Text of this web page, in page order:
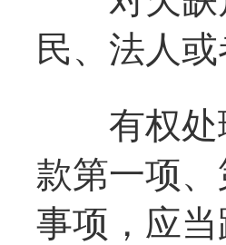
民、法人
有权处理
款第一项
事项，应